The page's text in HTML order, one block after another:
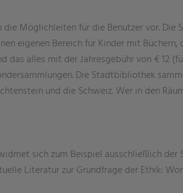
Möglichleiten für die Benutzer vor.
eigenen Bereich für Kinder mit
alles mit der Jahresgebühr von € 12
Die Stadtbibliothek
und die Schweiz. Wer in den
sich zum Beispiel ausschließlich
Literatur zur Grundfrage der Ethik: